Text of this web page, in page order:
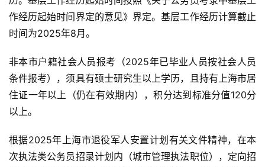
作经历起始时间界定的意见》界定。基层工作经历计算截止
时间为2025年8月。
非本市户籍社会人员报考（2025年已毕业人员按社会人员
条件报考），须具有硕士研究生以上学历，且持有上海市居
住证一年以上（仍在有效期内），积分达到标准分值120分
以上。
根据2025年上海市退役军人安置计划有关文件精神，在本
次执法类公务员招录计划内（城市管理执法职位），定向招